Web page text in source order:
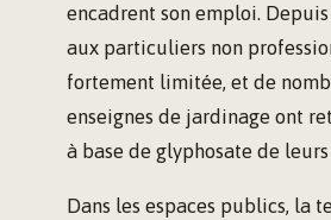
encadrent son emploi.
aux particuliers non
fortement limitée, et de
enseignes de jardinage ont
à base de glyphosate de leurs
Dans les espaces publics, la